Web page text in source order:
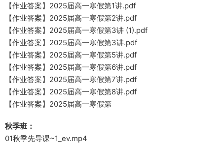
【作业答案】2025届高一寒假第1讲.pdf
【作业答案】2025届高一寒假第2讲.pdf
【作业答案】2025届高一寒假第3讲 (1).pdf
【作业答案】2025届高一寒假第3讲.pdf
【作业答案】2025届高一寒假第5讲.pdf
【作业答案】2025届高一寒假第6讲.pdf
【作业答案】2025届高一寒假第7讲.pdf
【作业答案】2025届高一寒假第8讲.pdf
【作业答案】2025届高一寒假第
秋季班：
01秋季先导课~1_ev.mp4